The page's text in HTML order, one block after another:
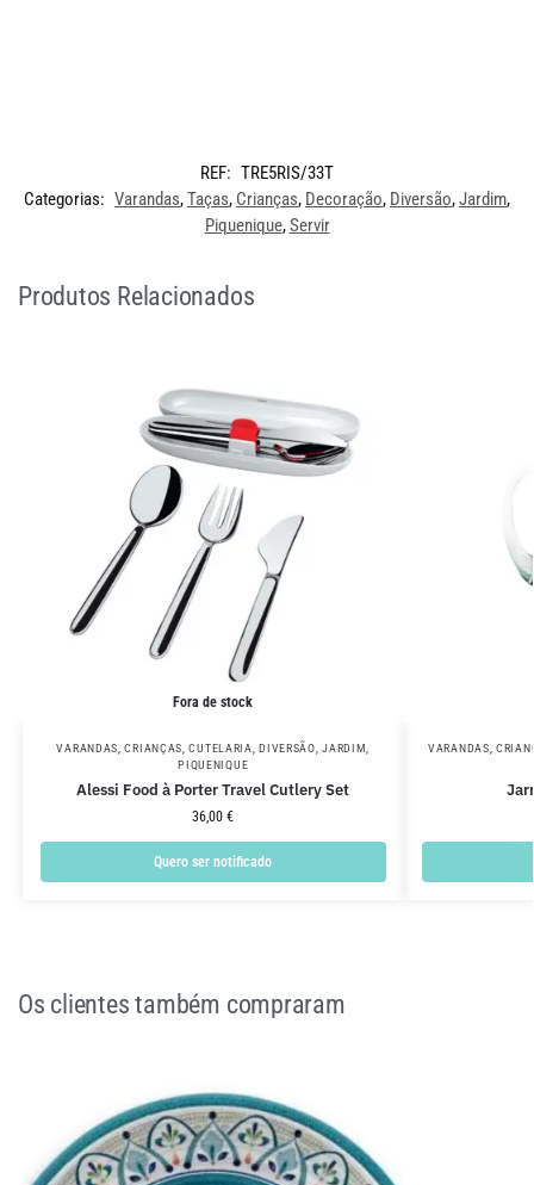
REF: TRE5RIS/33T
Categorias: Varandas,Taças, Crianças, Decoração, Diversão,Jardim,
Piquenique,Servir
Produtos Relacionados
Fora de stock
VARANDAS,CRIANÇAS,CUTELARIA,DIVERSÃO,JARDIM,
PIQUENIQUE
Alessi Food à Porter Travel Cutlery Set
36,00€
Quero ser notificado
VARANDAS,
Os clientes também compraram